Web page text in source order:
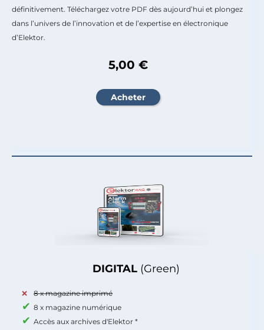
DIGITAL (Green)
8 x magazine imprimé
8 x magazine numérique
Accès aux archives d'Elektor *
définitivement. Téléchargez votre PDF dès aujourd’hui et plongez
dans l’univers de l’innovation et de l’expertise en électronique
d’Elektor.
5,00 €